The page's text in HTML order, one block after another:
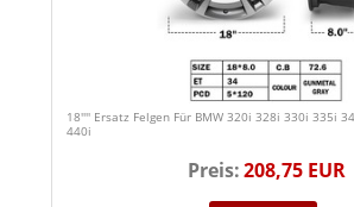
18'''' Ersatz Felgen Für BMW 320i 328i 330i 335i
440i
Preis:208,75 EUR